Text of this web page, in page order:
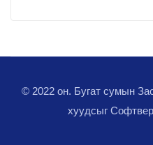
© 2022 он. Бугат сумын
хуудсыг